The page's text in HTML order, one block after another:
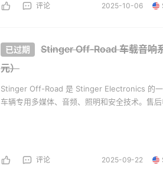
评论 2025-10-06
Stinger Off-Road 车载音响
元）
Stinger Off-Road 是 Stinger Electronics 的一
车辆专用多媒体、音频、照明和安全技术。售
评论 2025-09-22